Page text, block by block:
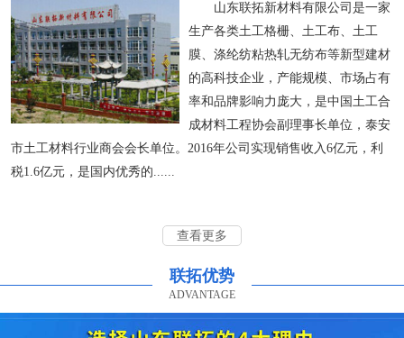
山东联拓新材料有限公司是一家
生产各类土工格栅、土工布、土工
膜、涤纶纺粘热轧无纺布等新型建材
的高科技企业，产能规模、市场占有
率和品牌影响力庞大，是中国土工合
成材料工程协会副理事长单位，泰安
市土工材料行业商会会长单位。2016年公司实现销售收入6亿元，利
税1.6亿元，是国内优秀的......
查看更多
联拓优势
ADVANTAGE